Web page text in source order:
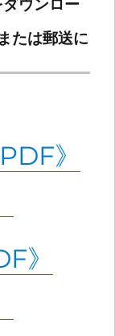
ウンロー
たは郵送に
》
》